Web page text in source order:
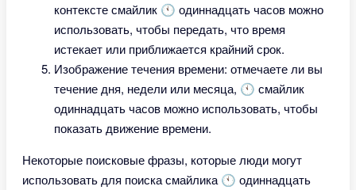
контексте смайлик 🕚 одиннадцать часов можно
использовать, чтобы передать, что время
истекает или приближается крайний срок.
Изображение течения времени: отмечаете ли вы
течение дня, недели или месяца, 🕚 смайлик
одиннадцать часов можно использовать, чтобы
показать движение времени.
Некоторые поисковые фразы, которые люди могут
использовать для поиска смайлика 🕚 одиннадцать